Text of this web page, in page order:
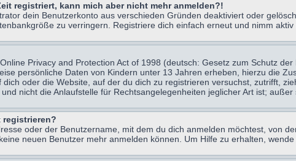
registriert, kann mich aber nicht mehr anmelden?!
dein Benutzerkonto aus verschieden Gründen deaktiviert oder
zu verringern. Registriere dich einfach erneut und nimm
Privacy and Protection Act of 1998 (deutsch: Gesetz zum Schutz
persönliche Daten von Kindern unter 13 Jahren erheben, hierzu die
oder die Website, auf der du dich zu registrieren versuchst, zutrifft,
nicht die Anlaufstelle für Rechtsangelegenheiten jeglicher Art ist;
registrieren?
oder der Benutzername, mit dem du dich anmelden möchtest, von
neuen Benutzer mehr anmelden können. Um Hilfe zu erhalten,